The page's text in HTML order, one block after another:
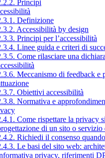
Principi
Definizione
Accessibilità by design
Principi per l’accessibilità
Linee guida e criteri di
Come rilasciare una
Meccanismo di feedback e
Obiettivi accessibilità
Normativa e
Come rispettare la privacy
di un sito o servizio
Richiedi il consenso
Le basi del sito web:
privacy, riferimenti